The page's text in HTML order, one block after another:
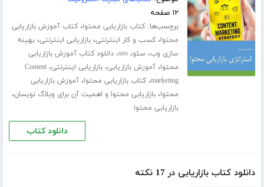
۱۲ صفحه
برچسب‌ها:کتاب بازاریابی محتوا،کتاب آموزش بازاریابی
محتوا،کسب و کار اینترنتی،بازاریابی اینترنتی،بهینه
سازی وب، سئو،seo،دانلود کتاب آموزش بازاریابی
محتوا،آموزش بازاریابی،بازاریابی اینترنتی،Content
marketing،کتاب بازاریابی محتوا،آموزش بازاریابی
محتوا،بازاریابی محتوا و اهمیت آن برای وبلاگ نویسان،
بازاریابی محتوا
دانلود کتاب
دانلود کتاب بازاریابی در 17 نکته